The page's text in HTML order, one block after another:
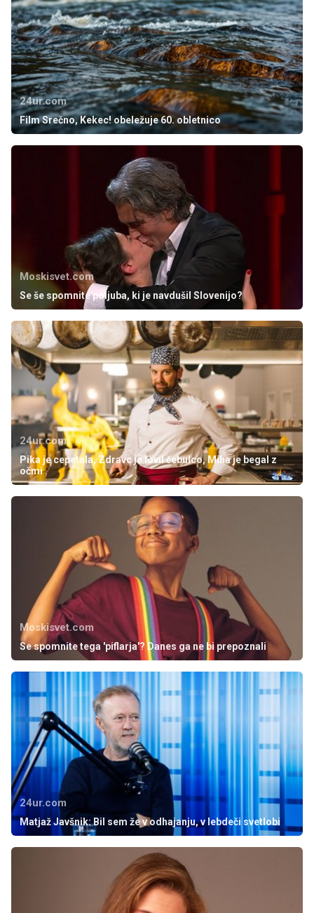
24ur.com
Film Srečno, Kekec! obeležuje 60. obletnico
Moskisvet.com
Se še spomnite poljuba, ki je navdušil Slovenijo?
24ur.com
Pika je cepetala, Zdravc je lovil čebulco, Miha je begal z
očmi
Moskisvet.com
Se spomnite tega 'piflarja'? Danes ga ne bi prepoznali
24ur.com
Matjaž Javšnik: Bil sem že v odhajanju, v lebdeči svetlobi